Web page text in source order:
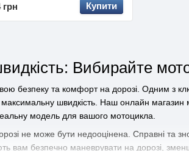
Вибирайте
безпеку та комфорт на дорозі. Одним з
швидкість. Наш онлайн
модель для вашого мотоцикла.
не може бути недооцінена. Справні та
вам безпечно маневрувати на дорозі,
грн Купити